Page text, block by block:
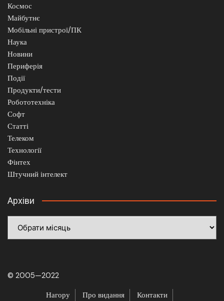
Космос
Майбутнє
Мобільні пристрої/ПК
Наука
Новини
Периферія
Події
Продукти/тести
Робототехніка
Софт
Статті
Телеком
Технології
Фінтех
Штучний інтелект
Архіви
© 2005—2022
Нагору
Про видання Контакти